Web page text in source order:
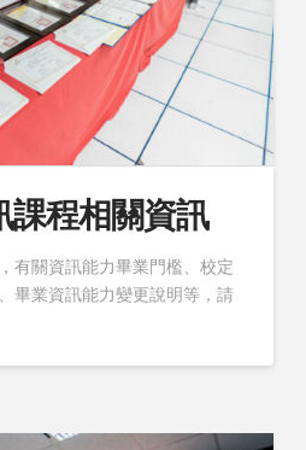
課程相關資訊
有關資訊能力畢業門檻、校定
畢業資訊能力變更說明等，請